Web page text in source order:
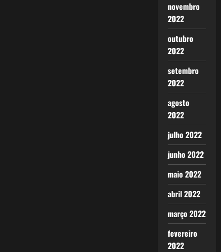
novembro
2022
outubro
2022
setembro
2022
agosto
2022
julho 2022
junho 2022
maio 2022
abril 2022
março 2022
fevereiro
2022